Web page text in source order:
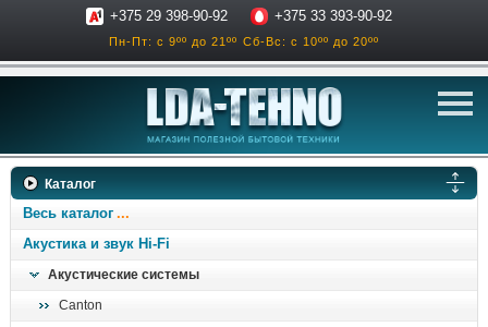
+375 29 398-90-92 +375 33 393-90-92
Пн-Пт: с 9ºº до 21ºº Сб-Вс: с 10ºº до 20ºº
телевизоры
ресиверы, усилители
Каталог
Весь каталог
Акустика и звук Hi-Fi
Акустические системы
Canton